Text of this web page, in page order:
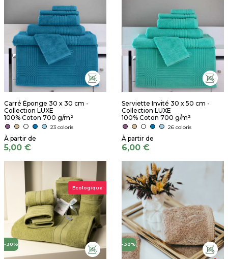
Carré Éponge 30 x 30 cm -
Collection LUXE
100% Coton 700 g/m²
23 coloris
5,00 €
Serviette Invité 30 x 50 cm -
Collection LUXE
100% Coton 700 g/m²
26 coloris
6,00 €
-30%
Ecologique
-30%